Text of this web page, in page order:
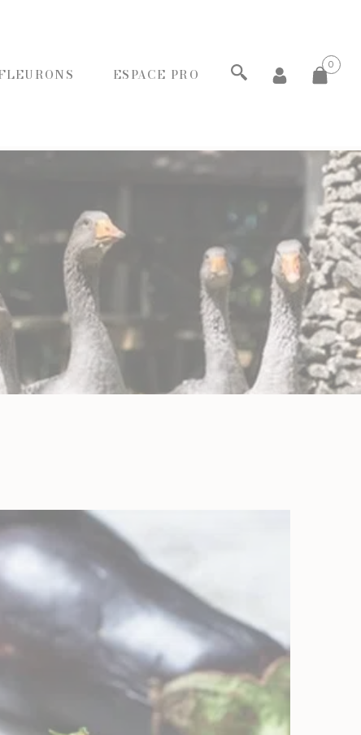
ESPACE PRO
0
PANIERS GOURMANDS
MOINS DE 20€
ENTRE 20€ ET 50€
PLUS DE 50€
FROMAGERIE
À commander et retirer en boutique